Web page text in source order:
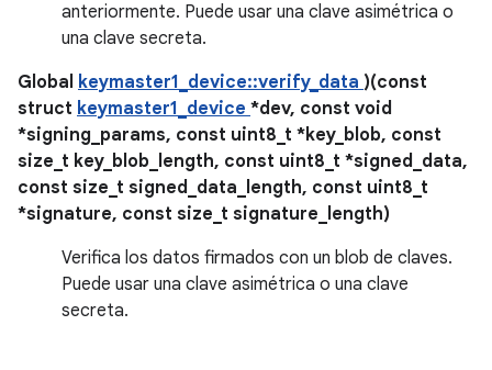
anteriormente. Puede usar una clave asimétrica o
una clave secreta.
Global keymaster1_device::verify_data )(const
struct keymaster1_device *dev, const void
*signing_params, const uint8_t *key_blob, const
size_t key_blob_length, const uint8_t *signed_data,
const size_t signed_data_length, const uint8_t
*signature, const size_t signature_length)
Verifica los datos firmados con un blob de claves.
Puede usar una clave asimétrica o una clave
secreta.